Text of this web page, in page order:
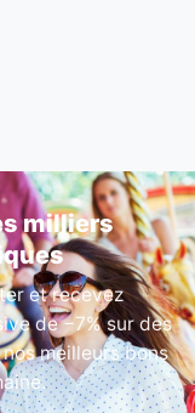
milliers
et recevez
de −7% sur des
meilleurs bons